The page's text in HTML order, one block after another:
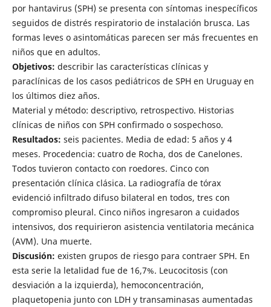
por hantavirus (SPH) se presenta con síntomas inespecíficos
seguidos de distrés respiratorio de instalación brusca. Las
formas leves o asintomáticas parecen ser más frecuentes en
niños que en adultos.
Objetivos: describir las características clínicas y
paraclínicas de los casos pediátricos de SPH en Uruguay en
los últimos diez años.
Material y método: descriptivo, retrospectivo. Historias
clínicas de niños con SPH confirmado o sospechoso.
Resultados: seis pacientes. Media de edad: 5 años y 4
meses. Procedencia: cuatro de Rocha, dos de Canelones.
Todos tuvieron contacto con roedores. Cinco con
presentación clínica clásica. La radiografía de tórax
evidenció infiltrado difuso bilateral en todos, tres con
compromiso pleural. Cinco niños ingresaron a cuidados
intensivos, dos requirieron asistencia ventilatoria mecánica
(AVM). Una muerte.
Discusión: existen grupos de riesgo para contraer SPH. En
esta serie la letalidad fue de 16,7%. Leucocitosis (con
desviación a la izquierda), hemoconcentración,
plaquetopenia junto con LDH y transaminasas aumentadas